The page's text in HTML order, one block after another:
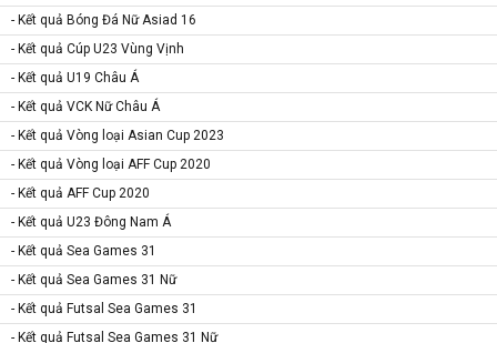
- Kết quả Bóng Đá Nữ Asiad 16
- Kết quả Cúp U23 Vùng Vịnh
- Kết quả U19 Châu Á
- Kết quả VCK Nữ Châu Á
- Kết quả Vòng loại Asian Cup 2023
- Kết quả Vòng loại AFF Cup 2020
- Kết quả AFF Cup 2020
- Kết quả U23 Đông Nam Á
- Kết quả Sea Games 31
- Kết quả Sea Games 31 Nữ
- Kết quả Futsal Sea Games 31
- Kết quả Futsal Sea Games 31 Nữ